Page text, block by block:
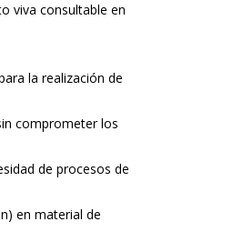
viva consultable en
la realización de
comprometer los
de procesos de
en material de